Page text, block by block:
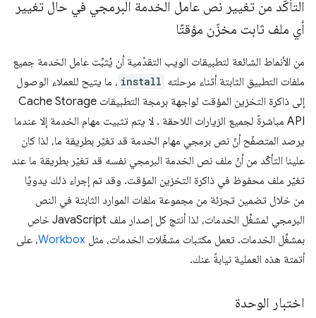
التأكّد من تغيير نص عامل الخدمة البرمجي في حال تغيير
أي ملف ثابت مخزّن مؤقتًا
من الأنماط الشائعة لتطبيقات الويب التقدّمية أن يُثبِّت عامل الخدمة جميع
ملفات التطبيق الثابتة أثناء مرحلته install ، ما يتيح للعملاء الوصول
إلى ذاكرة التخزين المؤقت لواجهة برمجة التطبيقات Cache Storage
API مباشرةً لجميع الزيارات اللاحقة . لا يتم تثبيت مهام الخدمة إلا عندما
يرصد المتصفّح أنّ نص برمجي مهام الخدمة قد تغيّر بطريقة ما، لذا كان
علينا التأكّد من أنّ ملف نص الخدمة البرمجي نفسه قد تغيّر بطريقة ما عند
تغيّر ملف محفوظ في ذاكرة التخزين المؤقت. وقد تم إجراء ذلك يدويًا
من خلال تضمين تجزئة من مجموعة ملفات الموارد الثابتة في النص
البرمجي لمشغِّل الخدمات، لذا أنتج كل إصدار ملف JavaScript خاص
بمشغِّل الخدمات. تعمل مكتبات مشغّلات الخدمات، مثل Workbox، على
أتمتة هذه العملية نيابةً عنك.
اختبار الوحدة